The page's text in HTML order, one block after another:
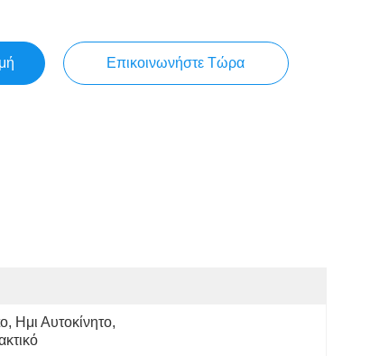
Επικοινωνήστε Τώρα
Ημι Αυτοκίνητο,